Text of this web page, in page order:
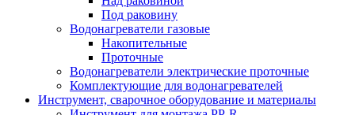
Под раковину
Водонагреватели газовые
Накопительные
Проточные
Водонагреватели электрические проточные
Комплектующие для водонагревателей
Инструмент, сварочное оборудование и материалы